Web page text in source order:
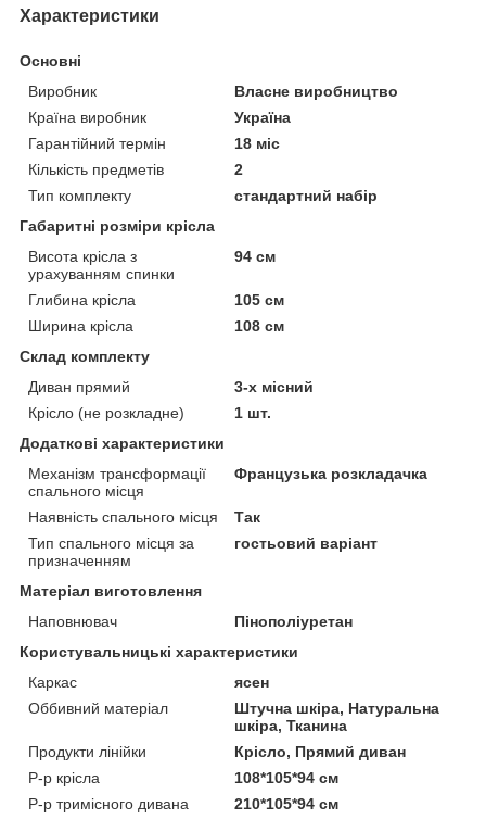
Характеристики
Основні
Виробник
Власне виробництво
Країна виробник
Україна
Гарантійний термін
18 міс
Кількість предметів
2
Тип комплекту
стандартний набір
Габаритні розміри крісла
Висота крісла з
урахуванням спинки
94 см
Глибина крісла
105 см
Ширина крісла
108 см
Склад комплекту
Диван прямий
3-х місний
Крісло (не розкладне)
1 шт.
Додаткові характеристики
Механізм трансформації
спального місця
Французька розкладачка
Наявність спального місця
Так
Тип спального місця за
призначенням
гостьовий варіант
Матеріал виготовлення
Наповнювач
Пінополіуретан
Користувальницькі характеристики
Каркас
ясен
Оббивний матеріал
Штучна шкіра, Натуральна
шкіра, Тканина
Продукти лінійки
Крісло, Прямий диван
Р-р крісла
108*105*94 см
Р-р тримісного дивана
210*105*94 см